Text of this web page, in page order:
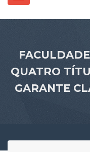
QUATRO
GARANTE